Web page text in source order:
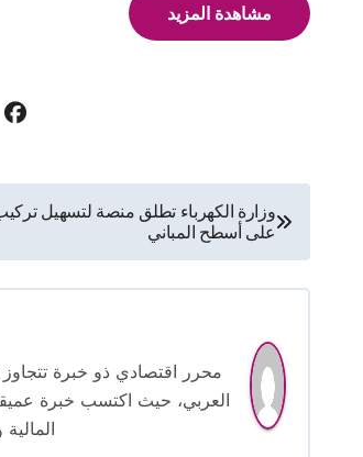
مشاهدة المزيد
تصفّح
المقالات
وزارة الكهرباء تطلق منصة لتسهيل
على أسطح المباني
العربي، حيث اكتسب خبرة